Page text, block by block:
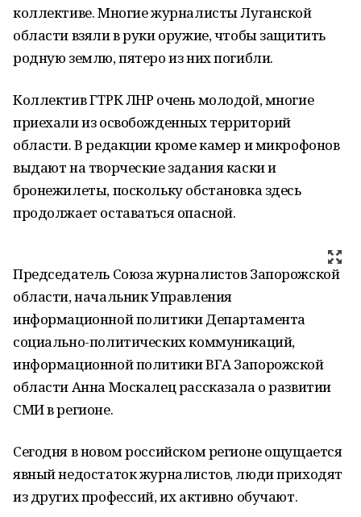
коллективе. Многие журналисты Луганской
области взяли в руки оружие, чтобы защитить
родную землю, пятеро из них погибли.
Коллектив ГТРК ЛНР очень молодой, многие
приехали из освобожденных территорий
области. В редакции кроме камер и микрофонов
выдают на творческие задания каски и
бронежилеты, поскольку обстановка здесь
продолжает оставаться опасной.
Председатель Союза журналистов Запорожской
области, начальник Управления
информационной политики Департамента
социально-политических коммуникаций,
информационной политики ВГА Запорожской
области Анна Москалец рассказала о развитии
СМИ в регионе.
Сегодня в новом российском регионе ощущается
явный недостаток журналистов, люди приходят
из других профессий, их активно обучают.